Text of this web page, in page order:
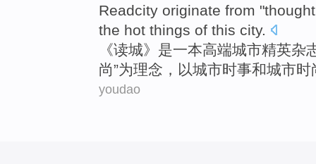
Readcity originate from "thought
the hot things of this city.
《读城》 是一本高端城市精英杂
尚”为理念，以城市时事和城市时
youdao